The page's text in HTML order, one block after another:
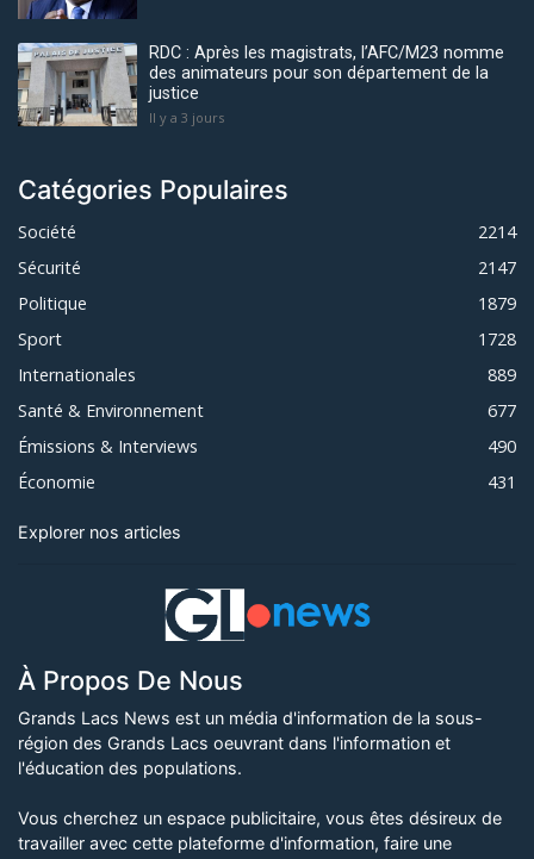
RDC : Après les magistrats, l’AFC/M23 nomme
des animateurs pour son département de la
justice
Il y a 3 jours
Catégories Populaires
Société
2214
Sécurité
2147
Politique
1879
Sport
1728
Internationales
889
Santé & Environnement
677
Émissions & Interviews
490
Économie
431
Explorer nos articles
À Propos De Nous
Grands Lacs News est un média d'information de la sous-
région des Grands Lacs oeuvrant dans l'information et
l'éducation des populations.
Vous cherchez un espace publicitaire, vous êtes désireux de
travailler avec cette plateforme d'information, faire une